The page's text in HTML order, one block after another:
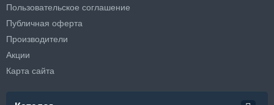
Пользовательское соглашение
Публичная оферта
Производители
Акции
Карта сайта